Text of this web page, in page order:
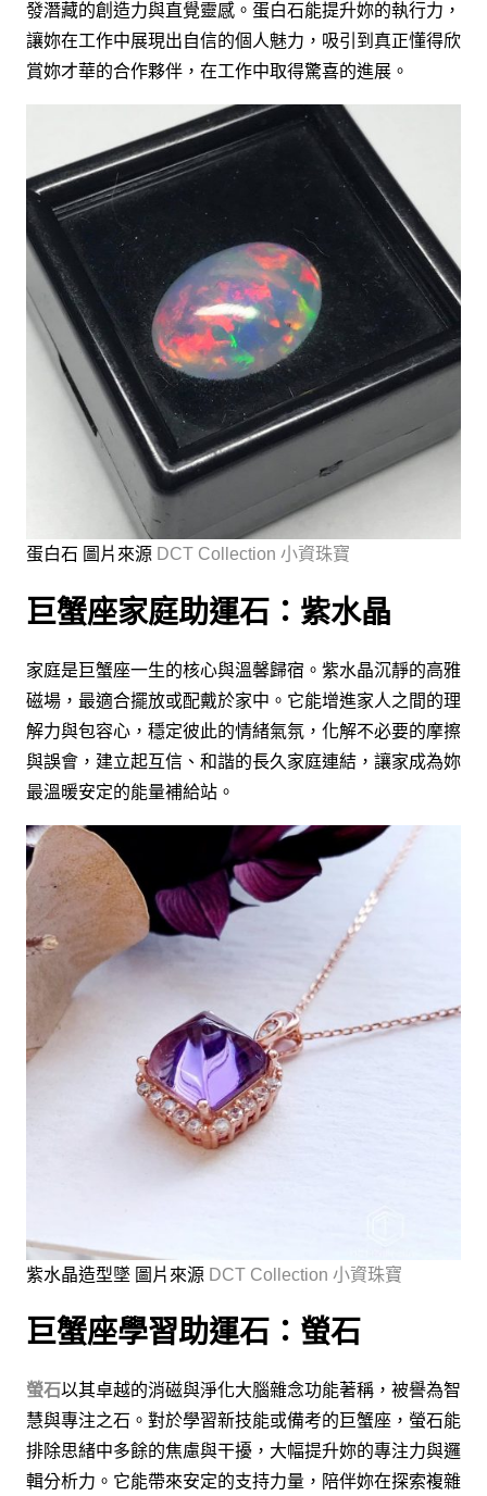
發潛藏的創造力與直覺靈感。蛋白石能提升妳的執行力，
讓妳在工作中展現出自信的個人魅力，吸引到真正懂得欣
賞妳才華的合作夥伴，在工作中取得驚喜的進展。
蛋白石 圖片來源 DCT Collection 小資珠寶
巨蟹座家庭助運石：紫水晶
家庭是巨蟹座一生的核心與溫馨歸宿。紫水晶沉靜的高雅
磁場，最適合擺放或配戴於家中。它能增進家人之間的理
解力與包容心，穩定彼此的情緒氣氛，化解不必要的摩擦
與誤會，建立起互信、和諧的長久家庭連結，讓家成為妳
最溫暖安定的能量補給站。
紫水晶造型墜 圖片來源 DCT Collection 小資珠寶
巨蟹座學習助運石：螢石
螢石以其卓越的消磁與淨化大腦雜念功能著稱，被譽為智
慧與專注之石。對於學習新技能或備考的巨蟹座，螢石能
排除思緒中多餘的焦慮與干擾，大幅提升妳的專注力與邏
輯分析力。它能帶來安定的支持力量，陪伴妳在探索複雜